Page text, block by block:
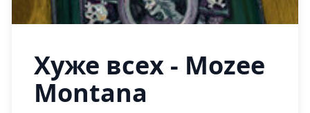
Хуже всех - Mozee
Montana